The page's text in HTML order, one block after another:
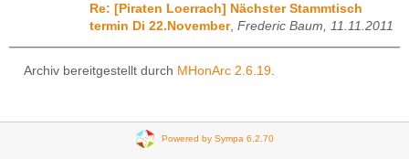
Re: [Piraten Loerrach] Nächster Stammtisch
termin Di 22.November, Frederic Baum, 11.11.2011
Archiv bereitgestellt durch MHonArc 2.6.19
Powered by Sympa 6.2.70